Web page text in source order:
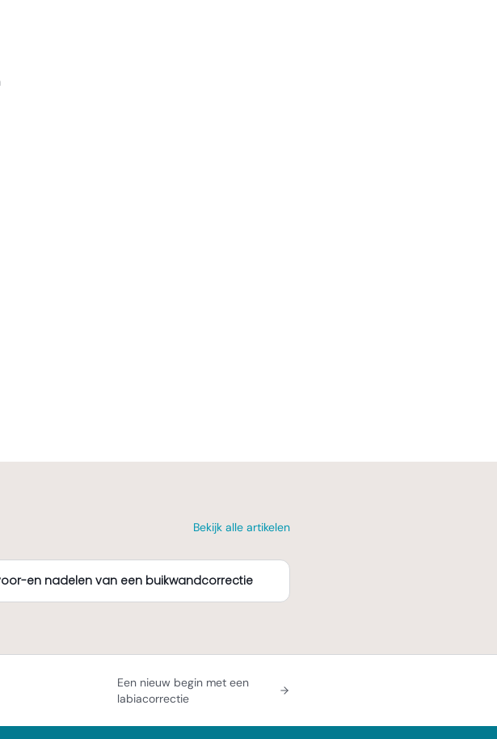
Bekijk alle artikelen
en nadelen van een buikwandcorrectie
Een nieuw begin met een
labiacorrectie